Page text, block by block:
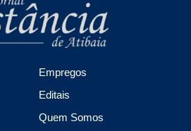
Empregos
Editais
Quem Somos